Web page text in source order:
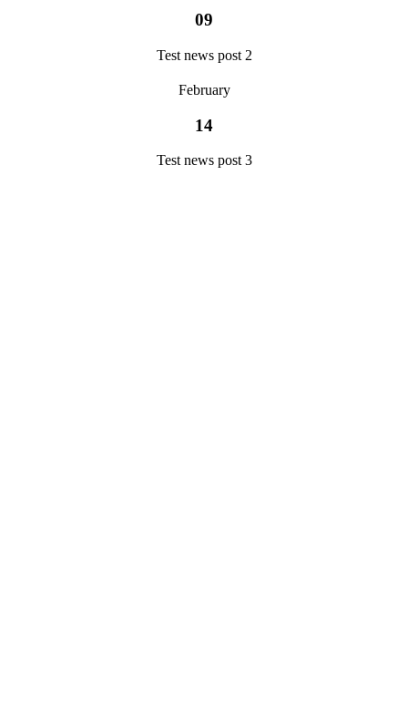
09
Test news post 2
February
14
Test news post 3